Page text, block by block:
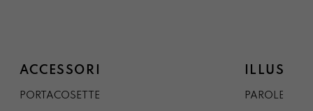
ACCESSORI
PORTACOSETTE PAROLE DAL